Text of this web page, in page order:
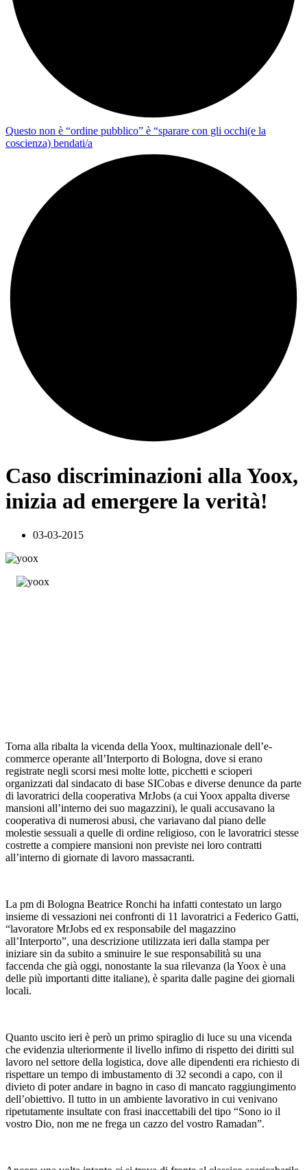
Questo non è “ordine pubblico” è “sparare con gli occhi(e la
coscienza) bendati/a
Caso discriminazioni alla Yoox,
inizia ad emergere la verità!
03-03-2015
Torna alla ribalta la vicenda della Yoox, multinazionale dell’e-
commerce operante all’Interporto di Bologna, dove si erano
registrate negli scorsi mesi molte lotte, picchetti e scioperi
organizzati dal sindacato di base SICobas e diverse denunce da parte
di lavoratrici della cooperativa MrJobs (a cui Yoox appalta diverse
mansioni all’interno dei suo magazzini), le quali accusavano la
cooperativa di numerosi abusi, che variavano dal piano delle
molestie sessuali a quelle di ordine religioso, con le lavoratrici stesse
costrette a compiere mansioni non previste nei loro contratti
all’interno di giornate di lavoro massacranti.
La pm di Bologna Beatrice Ronchi ha infatti contestato un largo
insieme di vessazioni nei confronti di 11 lavoratrici a Federico Gatti,
“lavoratore MrJobs ed ex responsabile del magazzino
all’Interporto”, una descrizione utilizzata ieri dalla stampa per
iniziare sin da subito a sminuire le sue responsabilità su una
faccenda che già oggi, nonostante la sua rilevanza (la Yoox è una
delle più importanti ditte italiane), è sparita dalle pagine dei giornali
locali.
Quanto uscito ieri è però un primo spiraglio di luce su una vicenda
che evidenzia ulteriormente il livello infimo di rispetto dei diritti sul
lavoro nel settore della logistica, dove alle dipendenti era richiesto di
rispettare un tempo di imbustamento di 32 secondi a capo, con il
divieto di poter andare in bagno in caso di mancato raggiungimento
dell’obiettivo. Il tutto in un ambiente lavorativo in cui venivano
ripetutamente insultate con frasi inaccettabili del tipo “Sono io il
vostro Dio, non me ne frega un cazzo del vostro Ramadan”.